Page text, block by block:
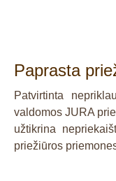
Paprasta
Patvirtinta
valdomos JURA
užtikrina
priežiūros